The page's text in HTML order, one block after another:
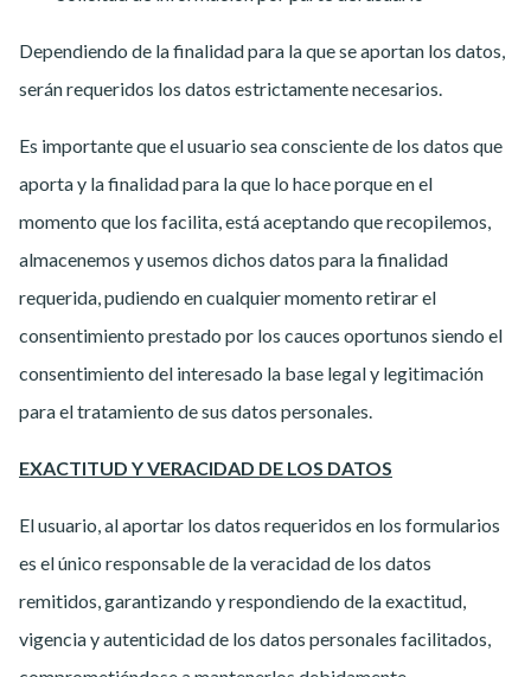
Dependiendo de la finalidad para la que se aportan los datos,
serán requeridos los datos estrictamente necesarios.
Es importante que el usuario sea consciente de los datos que
aporta y la finalidad para la que lo hace porque en el
momento que los facilita, está aceptando que recopilemos,
almacenemos y usemos dichos datos para la finalidad
requerida, pudiendo en cualquier momento retirar el
consentimiento prestado por los cauces oportunos siendo el
consentimiento del interesado la base legal y legitimación
para el tratamiento de sus datos personales.
EXACTITUD Y VERACIDAD DE LOS DATOS
El usuario, al aportar los datos requeridos en los formularios
es el único responsable de la veracidad de los datos
remitidos, garantizando y respondiendo de la exactitud,
vigencia y autenticidad de los datos personales facilitados,